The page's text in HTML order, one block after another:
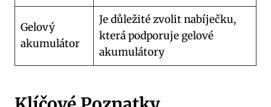
Gelový
akumulátor
Je důležité zvolit nabíječku,
která podporuje gelové
akumulátory